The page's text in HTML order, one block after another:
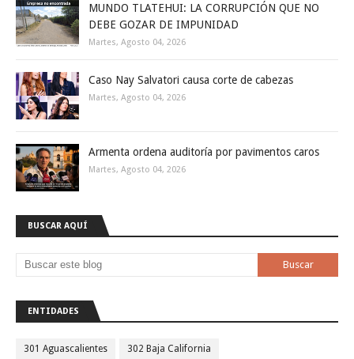
MUNDO TLATEHUI: LA CORRUPCIÓN QUE NO
DEBE GOZAR DE IMPUNIDAD
Martes, Agosto 04, 2026
Caso Nay Salvatori causa corte de cabezas
Martes, Agosto 04, 2026
Armenta ordena auditoría por pavimentos caros
Martes, Agosto 04, 2026
BUSCAR AQUÍ
ENTIDADES
301 Aguascalientes 302 Baja California